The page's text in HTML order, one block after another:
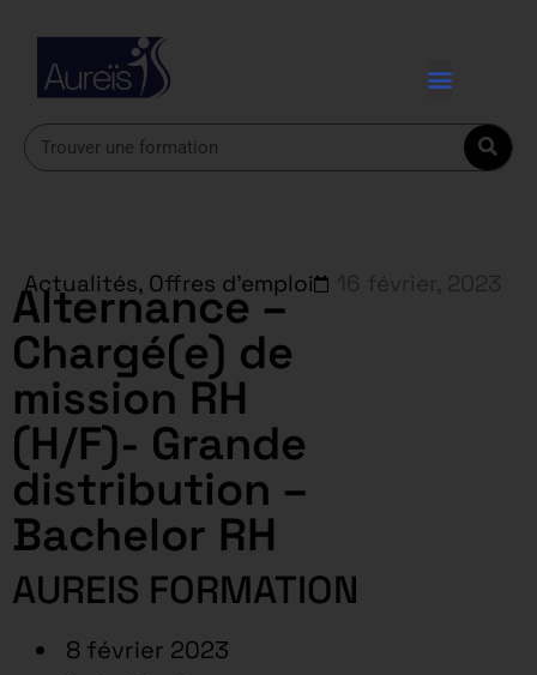
Actualités, Offres d'emploi
Alternance –
Chargé(e) de
mission RH
(H/F)- Grande
distribution –
Bachelor RH
AUREIS FORMATION
8 février 2023